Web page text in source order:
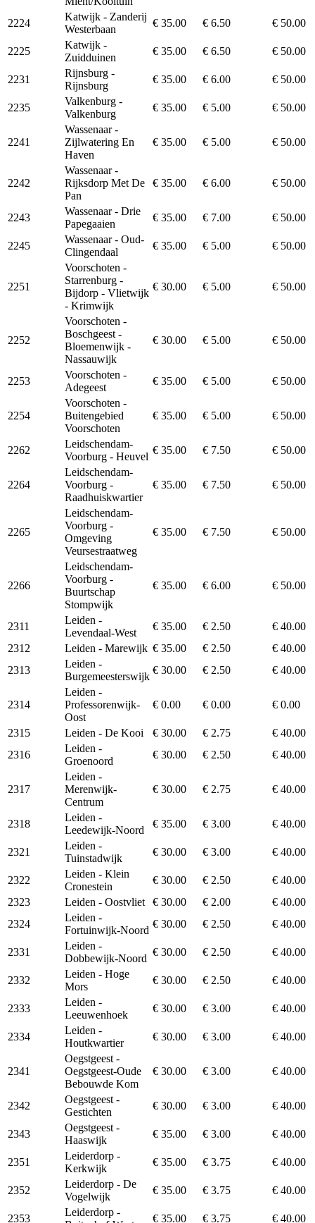
2224
Katwijk - Zanderij
Westerbaan
€ 35.00 € 6.50 € 50.00
2225
Katwijk -
Zuidduinen
€ 35.00 € 6.50 € 50.00
2231
Rijnsburg -
Rijnsburg
€ 35.00 € 6.00 € 50.00
2235
Valkenburg -
Valkenburg
€ 35.00 € 5.00 € 50.00
2241
Wassenaar -
Zijlwatering En
Haven
€ 35.00 € 5.00 € 50.00
2242
Wassenaar -
Rijksdorp Met De
Pan
€ 35.00 € 6.00 € 50.00
2243
Wassenaar - Drie
Papegaaien
€ 35.00 € 7.00 € 50.00
2245
Wassenaar - Oud-
Clingendaal
€ 35.00 € 5.00 € 50.00
2251
Voorschoten -
Starrenburg -
Bijdorp - Vlietwijk
- Krimwijk
€ 30.00 € 5.00 € 50.00
2252
Voorschoten -
Boschgeest -
Bloemenwijk -
Nassauwijk
€ 30.00 € 5.00 € 50.00
2253
Voorschoten -
Adegeest
€ 35.00 € 5.00 € 50.00
2254
Voorschoten -
Buitengebied
Voorschoten
€ 35.00 € 5.00 € 50.00
2262
Leidschendam-
Voorburg - Heuvel
€ 35.00 € 7.50 € 50.00
2264
Leidschendam-
Voorburg -
Raadhuiskwartier
€ 35.00 € 7.50 € 50.00
2265
Leidschendam-
Voorburg -
Omgeving
Veursestraatweg
€ 35.00 € 7.50 € 50.00
2266
Leidschendam-
Voorburg -
Buurtschap
Stompwijk
€ 35.00 € 6.00 € 50.00
2311
Leiden -
Levendaal-West
€ 35.00 € 2.50
€ 40.00
2312
Leiden - Marewijk € 35.00 € 2.50
€ 40.00
2313
Leiden -
Burgemeesterswijk
€ 30.00 € 2.50 € 40.00
2314
Leiden -
Professorenwijk-
Oost
€ 0.00 € 0.00 € 0.00
2315 Leiden - De Kooi € 30.00 € 2.75
€ 40.00
2316
Leiden -
Groenoord
€ 30.00 € 2.50 € 40.00
2317
Leiden -
Merenwijk-
Centrum
€ 30.00 € 2.75 € 40.00
2318
Leiden -
Leedewijk-Noord
€ 35.00 € 3.00 € 40.00
2321
Leiden -
Tuinstadwijk
€ 30.00 € 3.00 € 40.00
2322
Leiden - Klein
Cronestein
€ 30.00 € 2.50
€ 40.00
2323
Leiden - Oostvliet € 30.00 € 2.00
€ 40.00
2324
Leiden -
Fortuinwijk-Noord
€ 30.00 € 2.50 € 40.00
2331
Leiden -
Dobbewijk-Noord
€ 30.00 € 2.50 € 40.00
2332
Leiden - Hoge
Mors
€ 30.00 € 2.50 € 40.00
2333
Leiden -
Leeuwenhoek
€ 30.00 € 3.00 € 40.00
2334
Leiden -
Houtkwartier
€ 30.00 € 3.00 € 40.00
2341
Oegstgeest -
Oegstgeest-Oude
Bebouwde Kom
€ 30.00 € 3.00 € 40.00
2342
Oegstgeest -
Gestichten
€ 30.00 € 3.00 € 40.00
2343
Oegstgeest -
Haaswijk
€ 35.00 € 3.00 € 40.00
2351
Leiderdorp -
Kerkwijk
€ 35.00 € 3.75 € 40.00
2352
Leiderdorp - De
Vogelwijk
€ 35.00 € 3.75 € 40.00
2353
Leiderdorp -
€ 35.00 € 3.75 € 40.00